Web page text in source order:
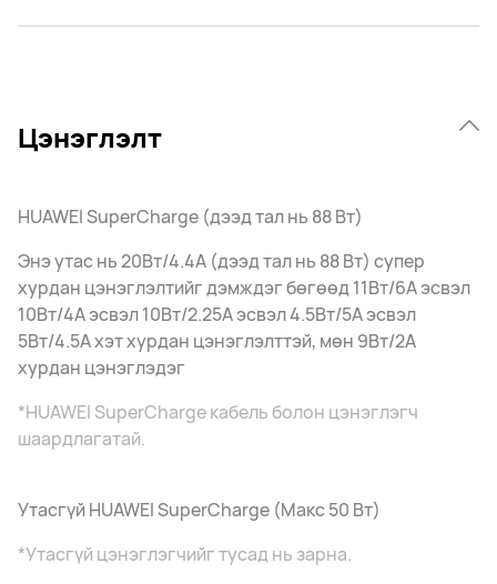
Цэнэглэлт
HUAWEI SuperCharge (дээд тал нь 88 Вт)
Энэ утас нь 20Вт/4.4A (дээд тал нь 88 Вт) супер
хурдан цэнэглэлтийг дэмждэг бөгөөд 11Вт/6A эсвэл
10Вт/4A эсвэл 10Вт/2.25A эсвэл 4.5Вт/5A эсвэл
5Вт/4.5A хэт хурдан цэнэглэлттэй, мөн 9Вт/2A
хурдан цэнэглэдэг
*HUAWEI SuperCharge кабель болон цэнэглэгч
шаардлагатай.
Утасгүй HUAWEI SuperCharge (Макс 50 Вт)
*Утасгүй цэнэглэгчийг тусад нь зарна.